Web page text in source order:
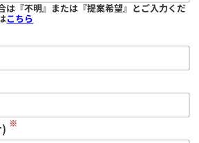
は『不明』または『提案希望』とご入力くだ
こちら
※